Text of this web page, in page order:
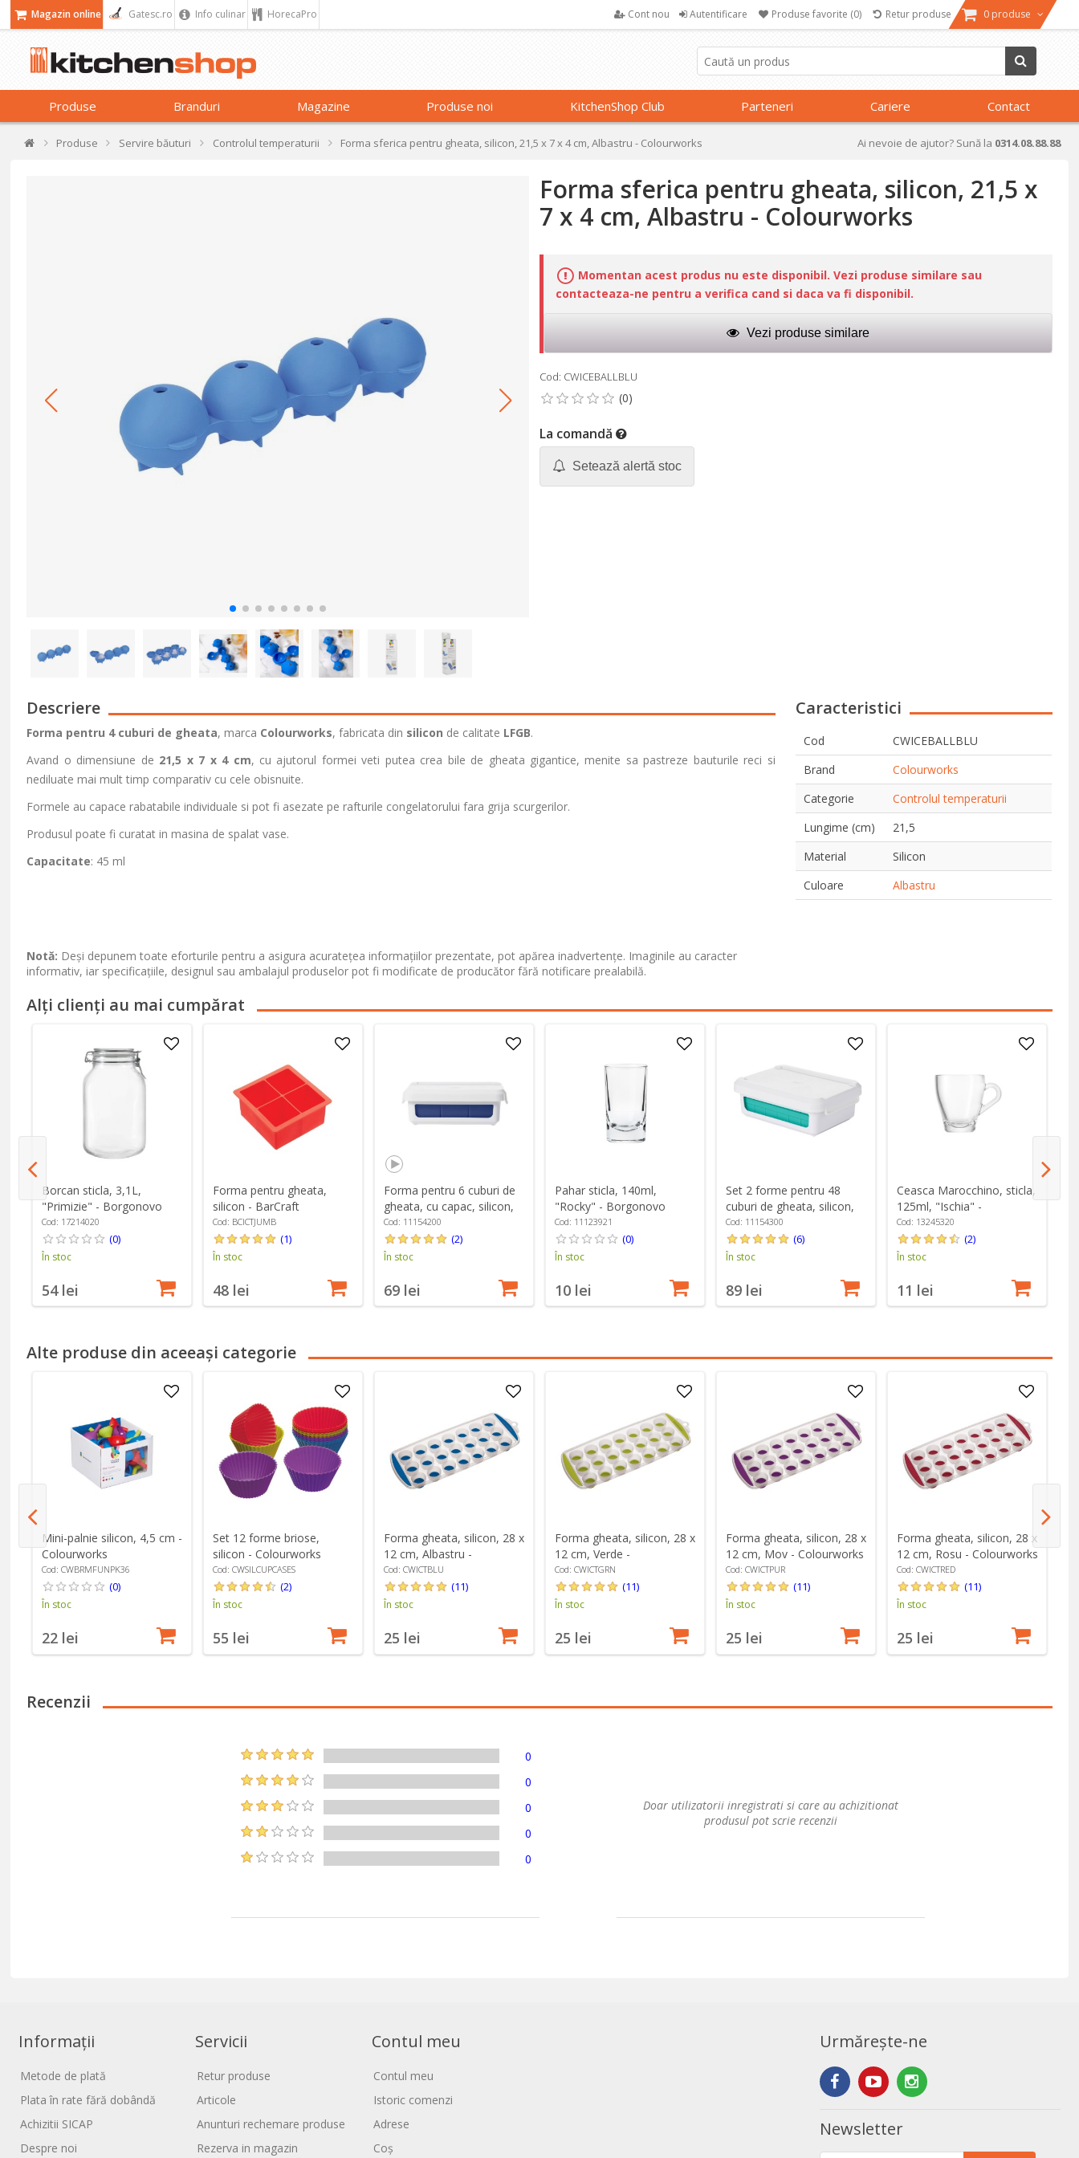
Magazin online Gatesc.ro Info culinar HorecaPro Cont nou Autentificare Produse favorite (0) Retur produse 0 produse
Produse Branduri Magazine Produse noi KitchenShop Club Parteneri Cariere Contact
Produse Servire băuturi Controlul temperaturii Forma sferica pentru gheata, silicon, 21,5 x 7 x 4 cm, Albastru - Colourworks Ai nevoie de ajutor? Sună la 0314.08.88.88
Forma sferica pentru gheata, silicon, 21,5 x
7 x 4 cm, Albastru - Colourworks
Momentan acest produs nu este disponibil. Vezi produse similare sau
contacteaza-ne pentru a verifica cand si daca va fi disponibil.
Vezi produse similare
Cod: CWICEBALLBLU
La comandă
Setează alertă stoc
Descriere
Forma pentru 4 cuburi de gheata, marca Colourworks, fabricata din silicon de calitate LFGB.
Avand o dimensiune de 21,5 x 7 x 4 cm, cu ajutorul formei veti putea crea bile de gheata gigantice, menite sa pastreze bauturile reci si
nediluate mai mult timp comparativ cu cele obisnuite.
Formele au capace rabatabile individuale si pot fi asezate pe rafturile congelatorului fara grija scurgerilor.
Produsul poate fi curatat in masina de spalat vase.
Capacitate: 45 ml
Caracteristici
Cod
CWICEBALLBLU
Brand
Colourworks
Categorie
Controlul temperaturii
Lungime (cm)
21,5
Material
Silicon
Culoare
Albastru
Notă: Deși depunem toate eforturile pentru a asigura acuratețea informațiilor prezentate, pot apărea inadvertențe. Imaginile au caracter
informativ, iar specificațiile, designul sau ambalajul produselor pot fi modificate de producător fără notificare prealabilă.
Alți clienți au mai cumpărat
Borcan sticla, 3,1L,
"Primizie" - Borgonovo
Cod: 17214020
(0)
În stoc
54 lei
Forma pentru gheata,
silicon - BarCraft
Cod: BCICTJUMB
(1)
În stoc
48 lei
Forma pentru 6 cuburi de
gheata, cu capac, silicon,
"Good Grips" - OXO
Cod: 11154200
(2)
În stoc
69 lei
Pahar sticla, 140ml,
"Rocky" - Borgonovo
Cod: 11123921
(0)
În stoc
10 lei
Set 2 forme pentru 48
cuburi de gheata, silicon,
"Good Grips" - OXO
Cod: 11154300
(6)
În stoc
89 lei
Ceasca Marocchino, sticla,
125ml, "Ischia" -
Borgonovo
Cod: 13245320
(2)
În stoc
11 lei
Alte produse din aceeași categorie
Mini-palnie silicon, 4,5 cm -
Colourworks
Cod: CWBRMFUNPK36
(0)
În stoc
22 lei
Set 12 forme briose,
silicon - Colourworks
Cod: CWSILCUPCASES
(2)
În stoc
55 lei
Forma gheata, silicon, 28 x
12 cm, Albastru -
Colourworks
Cod: CWICTBLU
(11)
În stoc
25 lei
Forma gheata, silicon, 28 x
12 cm, Verde -
Colourworks
Cod: CWICTGRN
(11)
În stoc
25 lei
Forma gheata, silicon, 28 x
12 cm, Mov - Colourworks
Cod: CWICTPUR
(11)
În stoc
25 lei
Forma gheata, silicon, 28 x
12 cm, Rosu - Colourworks
Cod: CWICTRED
(11)
În stoc
25 lei
Recenzii
0
0
0
0
0
Doar utilizatorii inregistrati si care au achizitionat
produsul pot scrie recenzii
Informații
Metode de plată
Plata în rate fără dobândă
Achizitii SICAP
Despre noi
Servicii
Retur produse
Articole
Anunturi rechemare produse
Rezerva in magazin
Contul meu
Contul meu
Istoric comenzi
Adrese
Coș
Urmărește-ne
Newsletter